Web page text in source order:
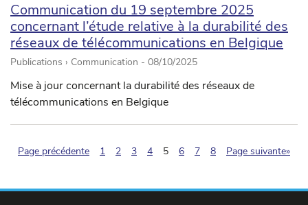
Communication du 19 septembre 2025
concernant l’étude relative à la durabilité des
réseaux de télécommunications en Belgique
Publications › Communication - 08/10/2025
Mise à jour concernant la durabilité des réseaux de
télécommunications en Belgique
Page précédente 1 2 3 4 5(pagination.current)
6 7 8 Page suivante»